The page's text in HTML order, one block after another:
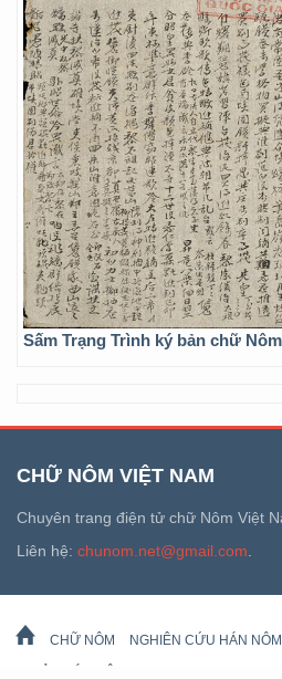
Sấm Trạng Trình ký bản chữ Nôm
CHỮ NÔM VIỆT NAM
Chuyên trang điện tử chữ Nôm Việt
Liên hệ: chunom.net@gmail.com
CHỮ NÔM NGHIÊN CỨU HÁN NÔM